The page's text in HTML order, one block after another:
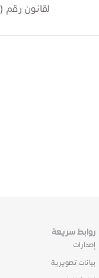
لقانون رقم (2) لعام 2016
روابط سريعة
إصدارات
بيانات تصويرية